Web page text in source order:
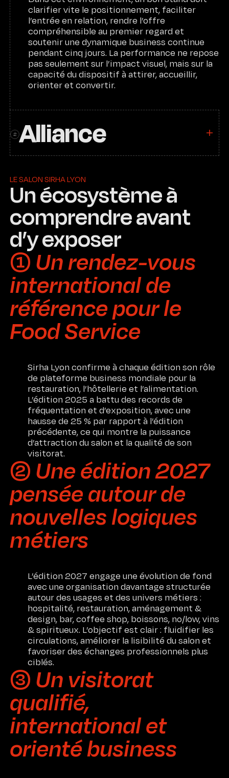
Accueil
Méthodologie
Expertises
L’Agence
Engagements
Contact
Certifications
clarifier vite le positionnement, faciliter
l’entrée en relation, rendre l’offre
compréhensible au premier regard et
soutenir une dynamique business continue
pendant cinq jours. La performance ne repose
pas seulement sur l’impact visuel, mais sur la
capacité du dispositif à attirer, accueillir,
orienter et convertir.
2 Alliance
Un écosystème à
comprendre avant
d’y exposer
LE SALON SIRHA LYON
➀ Un rendez-vous
international de
référence pour le
Food Service
Sirha Lyon confirme à chaque édition son rôle
de plateforme business mondiale pour la
restauration, l’hôtellerie et l’alimentation.
L’édition 2025 a battu des records de
fréquentation et d’exposition, avec une
hausse de 25 % par rapport à l’édition
précédente, ce qui montre la puissance
d’attraction du salon et la qualité de son
visitorat.
➁ Une édition 2027
pensée autour de
nouvelles logiques
métiers
L’édition 2027 engage une évolution de fond
avec une organisation davantage structurée
autour des usages et des univers métiers :
hospitalité, restauration, aménagement &
design, bar, coffee shop, boissons, no/low, vins
& spiritueux. L’objectif est clair : fluidifier les
circulations, améliorer la lisibilité du salon et
favoriser des échanges professionnels plus
ciblés.
➂ Un visitorat
qualifié,
international et
orienté business